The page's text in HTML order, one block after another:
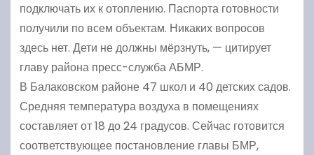
подключать их к отоплению. Паспорта готовности
получили по всем объектам. Никаких вопросов
здесь нет. Дети не должны мёрзнуть, — цитирует
главу района пресс-служба АБМР.
В Балаковском районе 47 школ и 40 детских садов.
Средняя температура воздуха в помещениях
составляет от 18 до 24 градусов. Сейчас готовится
соответствующее постановление главы БМР,